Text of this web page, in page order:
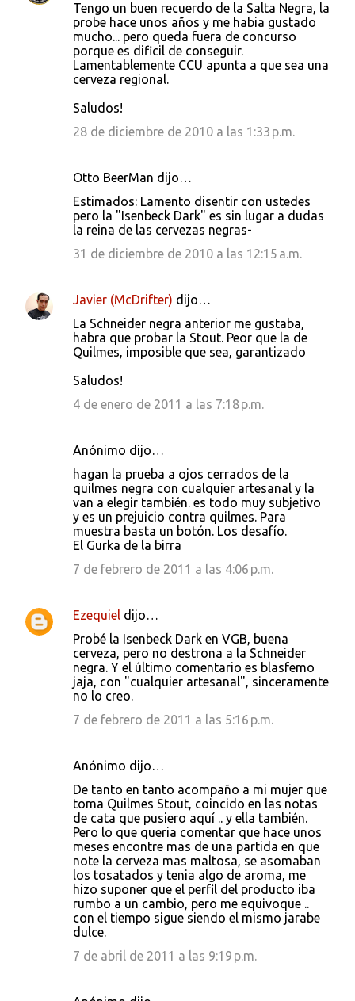
Tengo un buen recuerdo de la Salta Negra, la
probe hace unos años y me habia gustado
mucho... pero queda fuera de concurso
porque es dificil de conseguir.
Lamentablemente CCU apunta a que sea una
cerveza regional.
Saludos!
28 de diciembre de 2010 a las 1:33 p.m.
Otto BeerMan dijo…
Estimados: Lamento disentir con ustedes
pero la "Isenbeck Dark" es sin lugar a dudas
la reina de las cervezas negras-
31 de diciembre de 2010 a las 12:15 a.m.
Javier (McDrifter) dijo…
La Schneider negra anterior me gustaba,
habra que probar la Stout. Peor que la de
Quilmes, imposible que sea, garantizado
Saludos!
4 de enero de 2011 a las 7:18 p.m.
Anónimo dijo…
hagan la prueba a ojos cerrados de la
quilmes negra con cualquier artesanal y la
van a elegir también. es todo muy subjetivo
y es un prejuicio contra quilmes. Para
muestra basta un botón. Los desafío.
El Gurka de la birra
7 de febrero de 2011 a las 4:06 p.m.
Ezequiel dijo…
Probé la Isenbeck Dark en VGB, buena
cerveza, pero no destrona a la Schneider
negra. Y el último comentario es blasfemo
jaja, con "cualquier artesanal", sinceramente
no lo creo.
7 de febrero de 2011 a las 5:16 p.m.
Anónimo dijo…
De tanto en tanto acompaño a mi mujer que
toma Quilmes Stout, coincido en las notas
de cata que pusiero aquí .. y ella también.
Pero lo que queria comentar que hace unos
meses encontre mas de una partida en que
note la cerveza mas maltosa, se asomaban
los tosatados y tenia algo de aroma, me
hizo suponer que el perfil del producto iba
rumbo a un cambio, pero me equivoque ..
con el tiempo sigue siendo el mismo jarabe
dulce.
7 de abril de 2011 a las 9:19 p.m.